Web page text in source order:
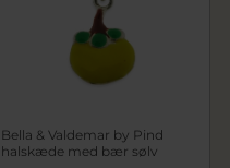
Bella & Valdemar by Pind
halskæde med bær sølv